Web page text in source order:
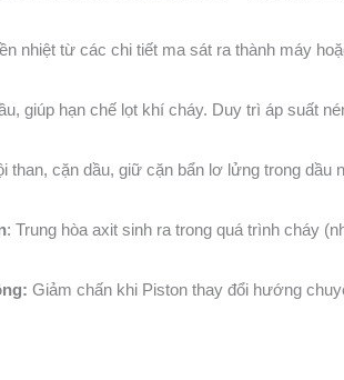
nhiệt từ các chi tiết ma sát ra thành máy
giúp hạn chế lọt khí cháy. Duy trì áp suất
than, cặn dầu, giữ cặn bẩn lơ lửng trong dầu
: Trung hòa axit sinh ra trong quá trình cháy
Giảm chấn khi Piston thay đổi hướng